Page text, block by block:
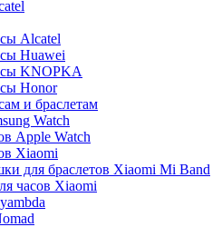
Alcatel
Huawei
KNOPKA
Honor
и браслетам
Watch
Apple Watch
Xiaomi
для браслетов Xiaomi Mi Band
часов Xiaomi